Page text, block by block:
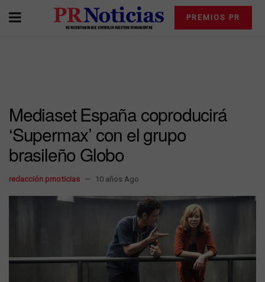
PREMIOS PR
Mediaset España coproducirá
‘Supermax’ con el grupo
brasileño Globo
redacción prnoticias 10 años Ago